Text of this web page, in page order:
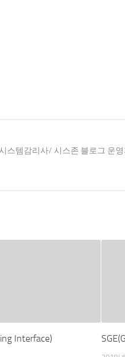
스템감리사/ 시스존 블로그 운
Interface)